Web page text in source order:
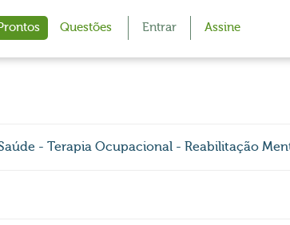
Questões Entrar Assine
- Terapia Ocupacional - Reabilitação